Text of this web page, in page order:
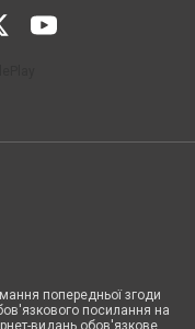
попередньої згоди
посилання на
видань обов'язкове